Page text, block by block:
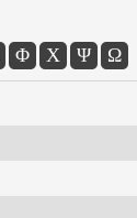
Φ Χ Ψ Ω